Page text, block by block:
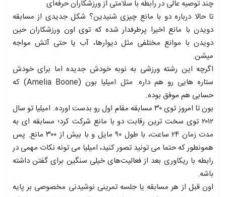
چند توصیه عالی در رابطه با سلامتی از ورزشکاران حرفه‌ای
تا حالا درباره دو با مانع چیزی شنیدین؟ شکل جدیدی از مسابقه
دویدن با مانع اخیرا پرطرفدار شده که توی اون ورزشکاران حین
دویدن با موانع مختلفی مثل دیوارها، آب یا حتی آتش مواجه
میشن.
اگرچه این رشته ورزشی به نوبه خودش جدیده اما برای خودش
ستاره هایی رو هم داره. مثل امیلیا بون (Amelia Boone) که
حسابی هم موفق بوده.
بون تا امروز توی ۳۰ مسابقه مقام اول رو بدست اورده. امیلیا تو سال
۲۰۱۲ توی سخت ترین رقابت دو با مانع شرکت کرد؛ مسابقه ای به
مدت زمان ۲۴ ساعت، با طول ۹۰ مایل و با بیش از ۳۰۰ مانع. پس
همونطور که حتما می تونید تصور کنید، امیلیا می تونه نکات مهمی در
رابطه با ریکاوری بعد از فعالیت‌های خیلی سنگین برای گفتن داشته
باشه.
اون قبل از هر مسابقه یا جلسه تمرینی نوشیدنی مخصوصی بر پایه